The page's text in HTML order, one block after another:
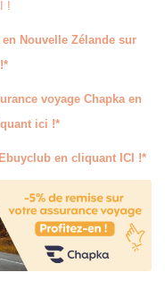
!
Nouvelle Zélande sur
voyage Chapka en
ici !*
en cliquant ICI !*